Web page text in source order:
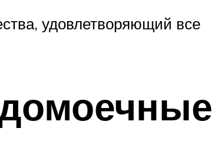
удовлетворяющий все